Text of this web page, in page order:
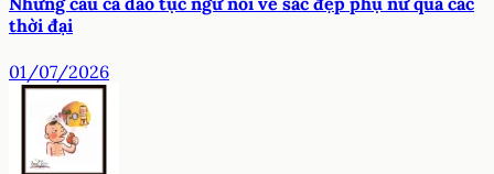
thời đại
01/07/2026